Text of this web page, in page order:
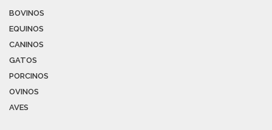
BOVINOS
EQUINOS
CANINOS
GATOS
PORCINOS
OVINOS
AVES